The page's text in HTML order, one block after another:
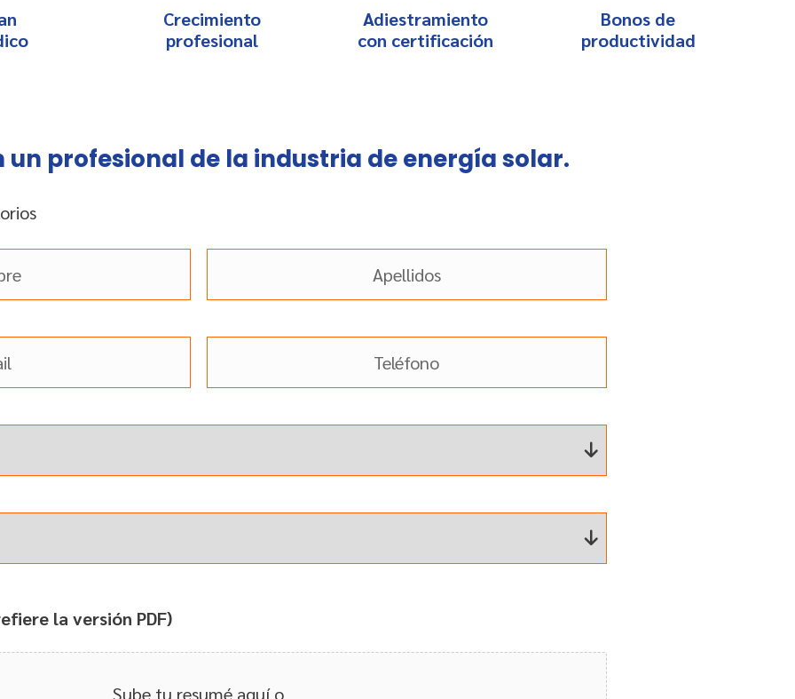
Crecimiento
profesional
Adiestramiento
con certificación
Bonos de
productividad
un profesional de la industria de energía solar.
la versión PDF)
Sube tu resumé aquí o